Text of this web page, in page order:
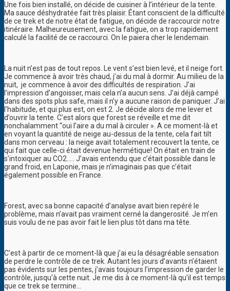
Une fois bien installé, on décide de cuisiner à l’intérieur de la tente.
Ma sauce déshydratée fait très plaisir. Étant conscient de la difficulté
de ce trek et de notre état de fatigue, on décide de raccourcir notre
itinéraire. Malheureusement, avec la fatigue, on a trop rapidement
calculé la facilité de ce raccourci. On le paiera cher le lendemain.
La nuit n’est pas de tout repos. Le vent s’est bien levé, et il neige fort.
Je commence à avoir très chaud, j’ai du mal à dormir. Au milieu de la
nuit, je commence à avoir des difficultés de respiration. J’ai
l’impression d’angoisser, mais cela n’a aucun sens. J’ai déjà campé
dans des spots plus safe, mais il n’y a aucune raison de paniquer. J’ai
l’habitude, et qui plus est, on est 2. Je décide alors de me lever et
d’ouvrir la tente. C’est alors que forest se réveille et me dit
nonchalamment “oui l’aire a du mal à circuler ». A ce moment-là et
en voyant la quantité de neige au-dessus de la tente, cela fait tilt
dans mon cerveau : la neige avait totalement recouvert la tente, ce
qui fait que celle-ci était devenue hermétique! On était en train de
s’intoxiquer au CO2….. J’avais entendu que c’était possible dans le
grand froid, en Laponie, mais je n’imaginais pas que c’était
également possible en France.
Forest, avec sa bonne capacité d’analyse avait bien repéré le
problème, mais n’avait pas vraiment cerné la dangerosité. Je m’en
suis voulu de ne pas avoir fait le lien plus tôt dans ma tête.
C’est à partir de ce moment-là que j’ai eu la désagréable sensation
de perdre le contrôle de ce trek. Autant les jours d’avants n’étaient
pas évidents sur les pentes, j’avais toujours l’impression de garder le
contrôle, jusqu’à cette nuit. Je me dis à ce moment-là qu’il est temps
que ce trek se termine…